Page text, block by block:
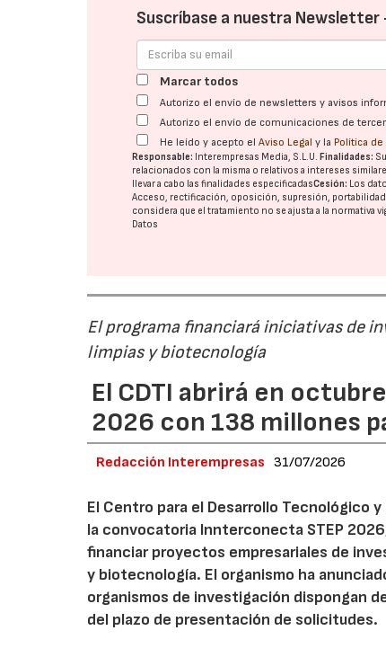
Suscríbase a nuestra Newsletter
Marcar todos
Autorizo el envío de newsletters y avisos
Autorizo el envío de comunicaciones de
He leído y acepto elAviso Legal y la Política
Responsable: Interempresas Media, S.L.U.Finalidades:
relacionados con la misma o relativos a intereses
llevar a cabo las finalidades especificadasCesión: Los
Acceso, rectificación, oposición, supresión,
considera que el tratamiento no se ajusta a la normativa
Datos
El programa financiará iniciativas de
limpias y biotecnología
El CDTI abrirá en
2026 con 138 millones
Redacción Interempresas 31/07/2026
El Centro para el Desarrollo Tecnológico y
la convocatoria Innterconecta STEP
financiar proyectos empresariales de
y biotecnología. El organismo ha
organismos de investigación dispongan
del plazo de presentación de solicitudes.